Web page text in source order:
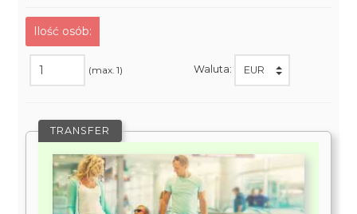
Ilość osób:
(max. 1) Waluta:
TRANSFER